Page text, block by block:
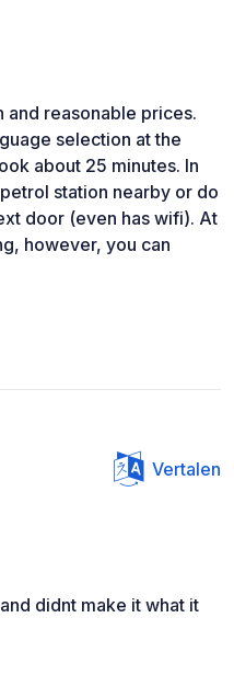
reasonable prices.
selection at the
about 25 minutes. In
station nearby or do
door (even has wifi). At
however, you can
Vertalen
didnt make it what it